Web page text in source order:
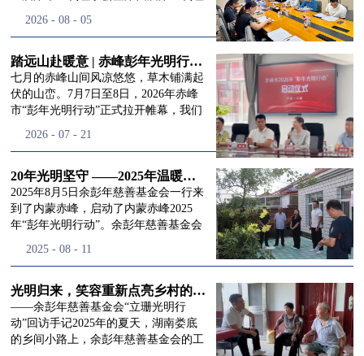
徐滨先生；副理事长兼秘书长彭志兵先
生、李玲辉先生、郭启兴先生及梅鑫先
生，现场列席人员:监事孙海跃先生，联
合党支部书记曾层同志。本次会议由理
事长徐滨主持，会议出席人数超过理事
换届会议严格按照基金会章程规定流程
同回顾了基金会过往任期内在助学兴
教、医疗救助、公益事业普惠等多个领
域深耕耕耘的公益历程，充分肯定了第
三届理事会全体成员多年来接续付出的
民、济世利人"的慈善理念所做出的突
流程，完成了新一届治理层的选举任
命，全新的第四届理事会正式组建完
成：选举彭志兵、徐滨、彭新英、李
栋、李玲辉、郭启兴、梅鑫为余彭年慈
2026 - 08 - 05
踏远山赴暖意 | 赤峰彭年光明行动启程，入户回访接住乡亲眼底的光亮
七月的赤峰山间风凉悠悠，草木铺满起
伏的山峦。7月7日至8日，2026年赤峰
市“彭年光明行动”正式拉开帷幕，我们
土地，赴一场延续了二十一年的光明之
残联唐婷婷理事长到场参与本次启动活
动，由衷肯定了基金会坚持二十一年深
耕光明帮扶的坚守，也向长久奔走推进
项目的我们表达了谢意。二十一年时光
市与县域，一趟趟奔赴偏远地区，只为
景，这份认可，也让我们更加笃定前行
的脚步。启动仪式落幕之后，我们没有
即刻返程，联合赤峰市残联的工作人
员、专业医护队伍走入乡间小路，随机
2026 - 07 - 21
20年光明坚守 ——2025年温暖启程“彭年光明行动”内蒙赤峰
2025年8月5日余彭年慈善基金会一行来
到了内蒙赤峰，启动了内蒙赤峰2025
年“彭年光明行动”。余彭年慈善基金会
欣以及余彭年慈善基金会志愿者姜颖妍
峰市残联理事长孙德欣对我们“彭年光
明行动”给予了高度的肯定，他表示“彭
年光明行动”不仅仅是帮助白内障患者
恢复光明，最重要的是减轻了患者家庭
2025 - 08 - 11
光明归来，笑容重新点亮乡村的角落
——余彭年慈善基金会“立珊光明行
动”回访手记2025年的夏天，湖南娄底
的乡间小路上，余彭年慈善基金会的工
动
道>>